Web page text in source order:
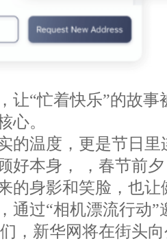
让“忙着快乐”的故事
心。
的温度，更是节日里
好本身， ，春节前
的身影和笑脸，也让
通过“相机漂流行动”
，新华网将在街头